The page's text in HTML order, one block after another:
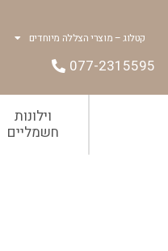
קטלוג – מוצרי הצללה מיוחדים
077-2315595
וילונות
חשמליים